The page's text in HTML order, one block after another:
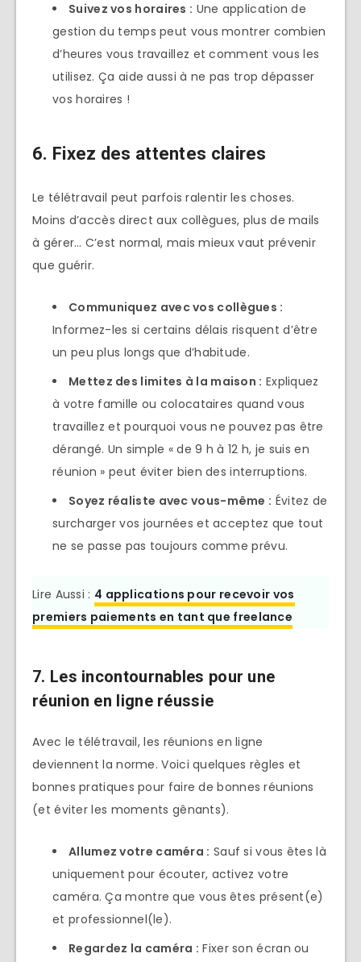
Suivez vos horaires : Une application de
gestion du temps peut vous montrer combien
d’heures vous travaillez et comment vous les
utilisez. Ça aide aussi à ne pas trop dépasser
vos horaires !
6. Fixez des attentes claires
Le télétravail peut parfois ralentir les choses.
Moins d’accès direct aux collègues, plus de mails
à gérer… C’est normal, mais mieux vaut prévenir
que guérir.
Communiquez avec vos collègues :
Informez-les si certains délais risquent d’être
un peu plus longs que d’habitude.
Mettez des limites à la maison : Expliquez
à votre famille ou colocataires quand vous
travaillez et pourquoi vous ne pouvez pas être
dérangé. Un simple « de 9 h à 12 h, je suis en
réunion » peut éviter bien des interruptions.
Soyez réaliste avec vous-même : Évitez de
surcharger vos journées et acceptez que tout
ne se passe pas toujours comme prévu.
Lire Aussi : 4 applications pour recevoir vos
premiers paiements en tant que freelance
7. Les incontournables pour une
réunion en ligne réussie
Avec le télétravail, les réunions en ligne
deviennent la norme. Voici quelques règles et
bonnes pratiques pour faire de bonnes réunions
(et éviter les moments gênants).
Allumez votre caméra : Sauf si vous êtes là
uniquement pour écouter, activez votre
caméra. Ça montre que vous êtes présent(e)
et professionnel(le).
Regardez la caméra : Fixer son écran ou